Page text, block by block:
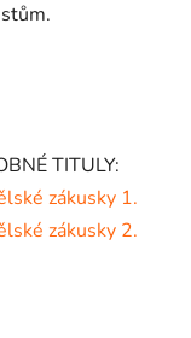
TITULY:
zákusky 1.
zákusky 2.